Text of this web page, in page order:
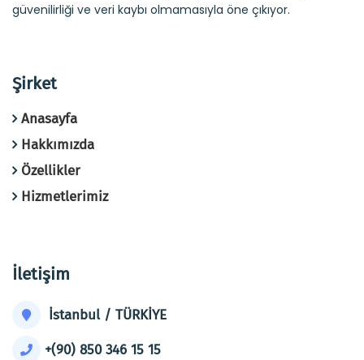
güvenilirliği ve veri kaybı olmamasıyla öne çıkıyor.
Şirket
Anasayfa
Hakkımızda
Özellikler
Hizmetlerimiz
İletişim
İstanbul / TÜRKİYE
+(90) 850 346 15 15